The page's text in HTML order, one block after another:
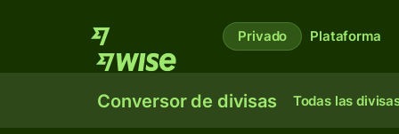
Privado Plataforma
Conversor de divisas Todas las